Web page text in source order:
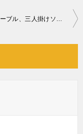
ガラステーブル、三人掛けソファー、二人掛けソファー等の回収・処分